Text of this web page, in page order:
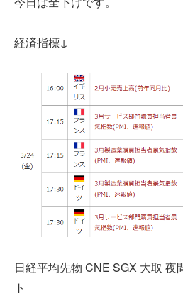
経済指標↓
日経平均先物 CNE SGX 大取 夜
ト